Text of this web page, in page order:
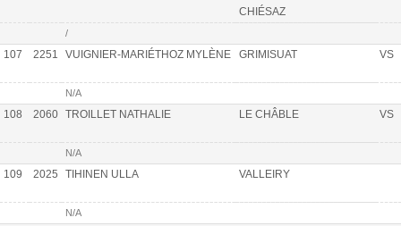
CHIÉSAZ
/
107 2251 VUIGNIER-MARIÉTHOZ MYLÈNE GRIMISUAT VS
N/A
108 2060 TROILLET NATHALIE LE CHÂBLE VS
N/A
109 2025 TIHINEN ULLA VALLEIRY
N/A